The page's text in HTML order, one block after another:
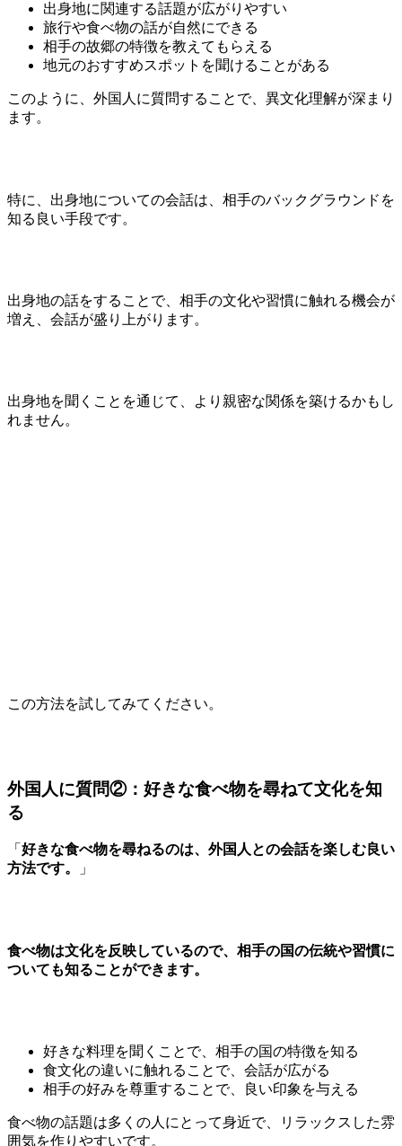
出身地に関連する話題が広がりやすい
旅行や食べ物の話が自然にできる
相手の故郷の特徴を教えてもらえる
地元のおすすめスポットを聞けることがある
このように、外国人に質問することで、異文化理解が深まり
ます。
特に、出身地についての会話は、相手のバックグラウンドを
知る良い手段です。
出身地の話をすることで、相手の文化や習慣に触れる機会が
増え、会話が盛り上がります。
出身地を聞くことを通じて、より親密な関係を築けるかもし
れません。
この方法を試してみてください。
外国人に質問②：好きな食べ物を尋ねて文化を知
る
「 好きな食べ物を尋ねるのは、外国人との会話を楽しむ良い
方法です。
」
食べ物は文化を反映しているので、相手の国の伝統や習慣に
ついても知ることができます。
好きな料理を聞くことで、相手の国の特徴を知る
食文化の違いに触れることで、会話が広がる
相手の好みを尊重することで、良い印象を与える
食べ物の話題は多くの人にとって身近で、リラックスした雰
囲気を作りやすいです。